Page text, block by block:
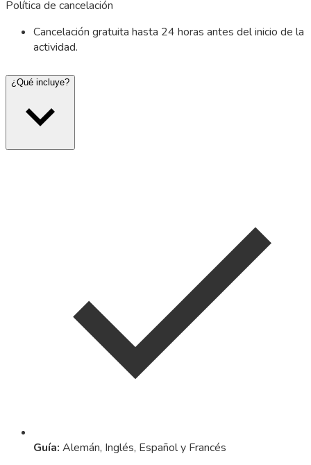
Política de cancelación
Cancelación gratuita hasta 24 horas antes del inicio de la
actividad.
¿Qué incluye?
Guía: Alemán, Inglés, Español y Francés